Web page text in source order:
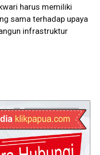
harus memiliki
sama terhadap upaya
infrastruktur